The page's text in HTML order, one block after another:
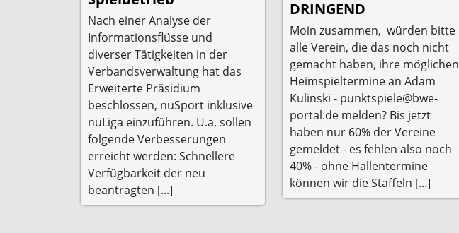
Nach einer Analyse der
Informationsflüsse und
diverser Tätigkeiten in der
Verbandsverwaltung hat das
Erweiterte Präsidium
beschlossen, nuSport inklusive
nuLiga einzuführen. U.a. sollen
folgende Verbesserungen
erreicht werden: Schnellere
Verfügbarkeit der neu
beantragten [...]
DRINGEND
Moin zusammen, würden bitte
alle Verein, die das noch nicht
gemacht haben, ihre möglichen
Heimspieltermine an Adam
Kulinski - punktspiele@bwe-
portal.de melden? Bis jetzt
haben nur 60% der Vereine
gemeldet - es fehlen also noch
40% - ohne Hallentermine
können wir die Staffeln [...]